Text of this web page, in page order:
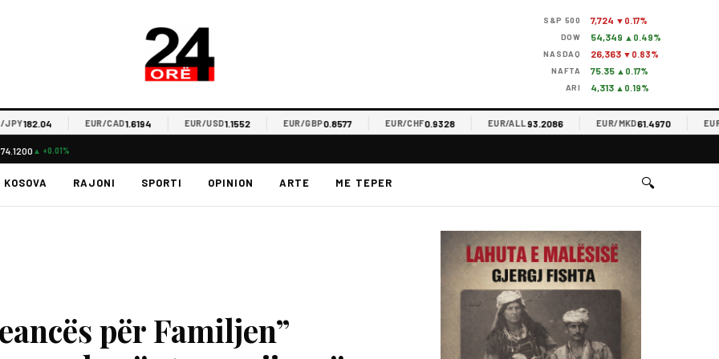
S&P 500 7,724 ▼0.17%
DOW 54,349 ▲0.49%
NASDAQ 26,363 ▼0.83%
NAFTA 75.35 ▲0.17%
ARI 4,313 ▲0.19%
182.04 EUR/CAD1.6194 EUR/USD1.1552 EUR/GBP0.8577 EUR/CHF0.9328 EUR/ALL93.2086 EUR/MKD61.4970 EUR/
▲ +0.01%
KOSOVA RAJONI SPORTI OPINION ARTE ME TEPER 🔍
për Familjen”